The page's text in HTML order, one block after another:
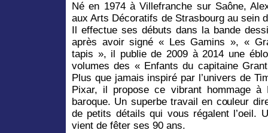
Né en 1974 à Villefranche sur Saône,
aux Arts Décoratifs de Strasbourg au sein
Il effectue ses débuts dans la bande
après avoir signé « Les Gamins », «
tapis », il publie de 2009 à 2014 une
volumes des « Enfants du capitaine
Plus que jamais inspiré par l’univers de
Pixar, il propose ce vibrant hommage
baroque. Un superbe travail en couleur
de petits détails qui vous régalent l’oeil.
vient de fêter ses 90 ans.